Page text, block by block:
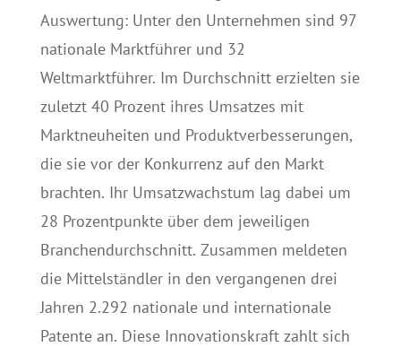
Auswertung: Unter den Unternehmen sind 97
nationale Marktführer und 32
Weltmarktführer. Im Durchschnitt erzielten sie
zuletzt 40 Prozent ihres Umsatzes mit
Marktneuheiten und Produktverbesserungen,
die sie vor der Konkurrenz auf den Markt
brachten. Ihr Umsatzwachstum lag dabei um
28 Prozentpunkte über dem jeweiligen
Branchendurchschnitt. Zusammen meldeten
die Mittelständler in den vergangenen drei
Jahren 2.292 nationale und internationale
Patente an. Diese Innovationskraft zahlt sich